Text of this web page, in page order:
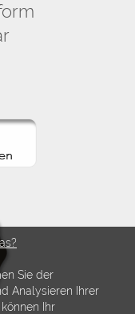
Sie der
Analysieren Ihrer
Ihr